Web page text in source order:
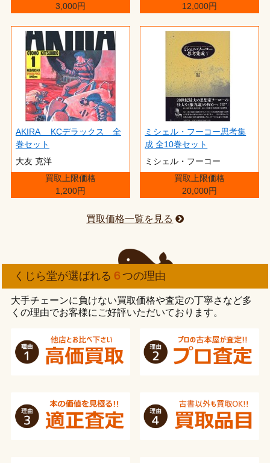
3,000円
12,000円
AKIRA KCデラックス 全
巻セット
大友 克洋
買取上限価格
1,200円
ミシェル・フーコー思考集
成 全10巻セット
ミシェル・フーコー
買取上限価格
20,000円
買取価格一覧を見る
くじら堂が選ばれる ６つの理由
大手チェーンに負けない買取価格や査定の丁寧さなど多
くの理由でお客様にご好評いただいております。